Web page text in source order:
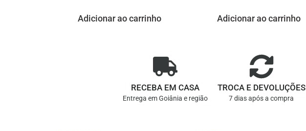
Adicionar ao carrinho Adicionar ao carrinho
RECEBA EM CASA
Entrega em Goiânia e região
TROCA E DEVOLUÇÕES
7 dias após a compra